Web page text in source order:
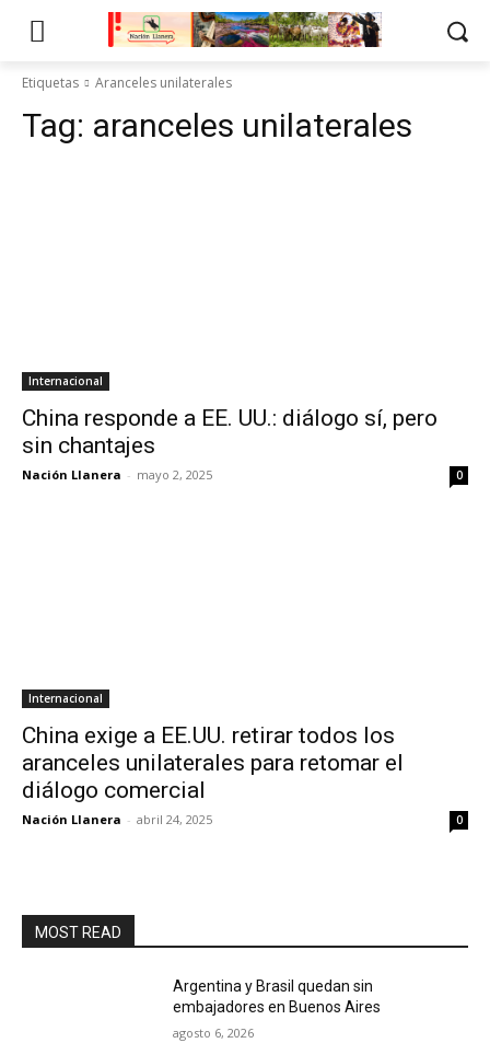
Etiquetas Aranceles unilaterales
Tag: aranceles unilaterales
Internacional
China responde a EE. UU.: diálogo sí, pero
sin chantajes
Nación Llanera - mayo 2, 2025 0
Internacional
China exige a EE.UU. retirar todos los
aranceles unilaterales para retomar el
diálogo comercial
Nación Llanera - abril 24, 2025 0
MOST READ
Argentina y Brasil quedan sin
embajadores en Buenos Aires
agosto 6, 2026